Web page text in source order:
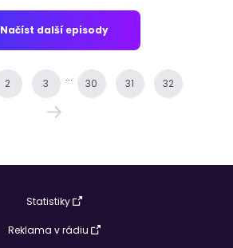
Načíst další episody
2 3 ... 30 31 32
Statistiky
Reklama v rádiu